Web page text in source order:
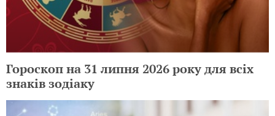
Гороскоп на 31 липня 2026 року для всіх
знаків зодіаку